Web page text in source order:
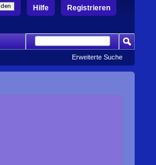
Registrieren
Hilfe
Erweiterte Suche